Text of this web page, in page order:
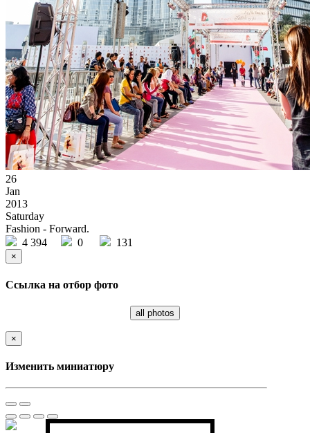
26
Jan
2013
Saturday
Fashion - Forward.
4 394
0 131
×
Ссылка на отбор фото
all photos
×
Изменить миниатюру